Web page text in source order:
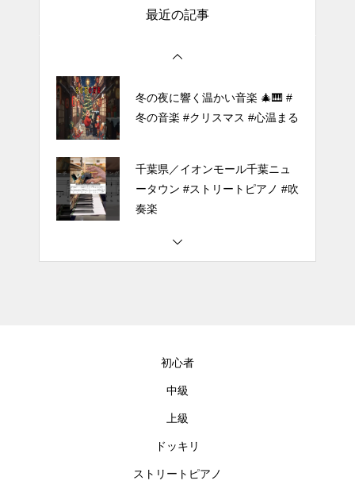
最近の記事
ほぼ日1フレーズ THE BLUE H
冬の夜に響く温かい音楽 🎄🎹 #
冬の音楽 #クリスマス #心温まる
千葉県／イオンモール千葉ニュ
ータウン #ストリートピアノ #吹
奏楽
（中～上級）【The Dark History
of the Reincarnated Villainess】
ほぼ日1フレーズ THE BLUE H
EARTS NO NO NO
初心者
中級
上級
ドッキリ
ストリートピアノ